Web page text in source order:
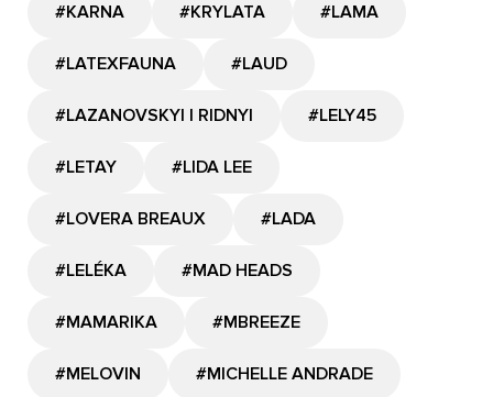
#KARNA #KRYLATA #LAMA
#LATEXFAUNA #LAUD
#LAZANOVSKYI I RIDNYI #LELY45
#LETAY #LIDA LEE
#LOVERA BREAUX #LADA
#LELÉKA #MAD HEADS
#MAMARIKA #MBREEZE
#MELOVIN #MICHELLE ANDRADE